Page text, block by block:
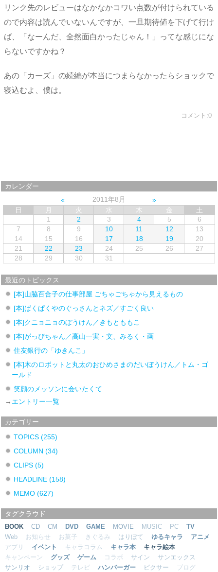
リンク先のレビューはなかなかコワい点数が付けられている
ので内容は読んでいないんですが、一旦期待値を下げて行け
ば、「なーんだ、全然面白かったじゃん！」ってな感じにな
らないですかね？
あの「カーズ」の続編が本当につまらなかったらショックで
寝込むよ、僕は。
コメント:0
カレンダー
2011年8月
日
月 火 水 木 金
土
1
2 3 4 5
6
7
8 9 10 11 12
13
14
15 16 17 18 19
20
21
22 23 24 25 26
27
28
29 30 31
最近のトピックス
[本]山脇百合子の仕事部屋 ごちゃごちゃから見えるもの
[本]ぱくぱくやのぐっさんとネズ／すごく良い
[本]クニョニョのぼうけん／きもとももこ
[本]がっぴちゃん／高山一実・文、みるく・画
住友銀行の「ゆきんこ」
[本]木のロボットと丸太のおひめさまのだいぼうけん／トム・ゴ
ールド
笑顔のメッソンに会いたくて
→ エントリー一覧
カテゴリー
TOPICS(255)
COLUMN(34)
CLIPS(5)
HEADLINE(158)
MEMO(627)
タグクラウド
BOOK CD CM DVD GAME MOVIE MUSIC PC
TV
Web
お知らせ お菓子 きぐるみ はりぼて ゆるキャラ
アニメ
アプリ
イベント キャラコラム キャラ本
キャラ絵本
キャンペーン
グッズ ゲーム コラボ サイン
サンエックス
サンリオ
ショップ テレビ ハンバーガー ピクサー
ブログ